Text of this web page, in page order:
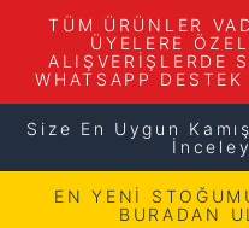
TÜM ÜRÜNLER
ÜYELERE
ALIŞVERİŞLERDE
WHATSAPP
Size En Uygun
EN YENİ
BURADAN